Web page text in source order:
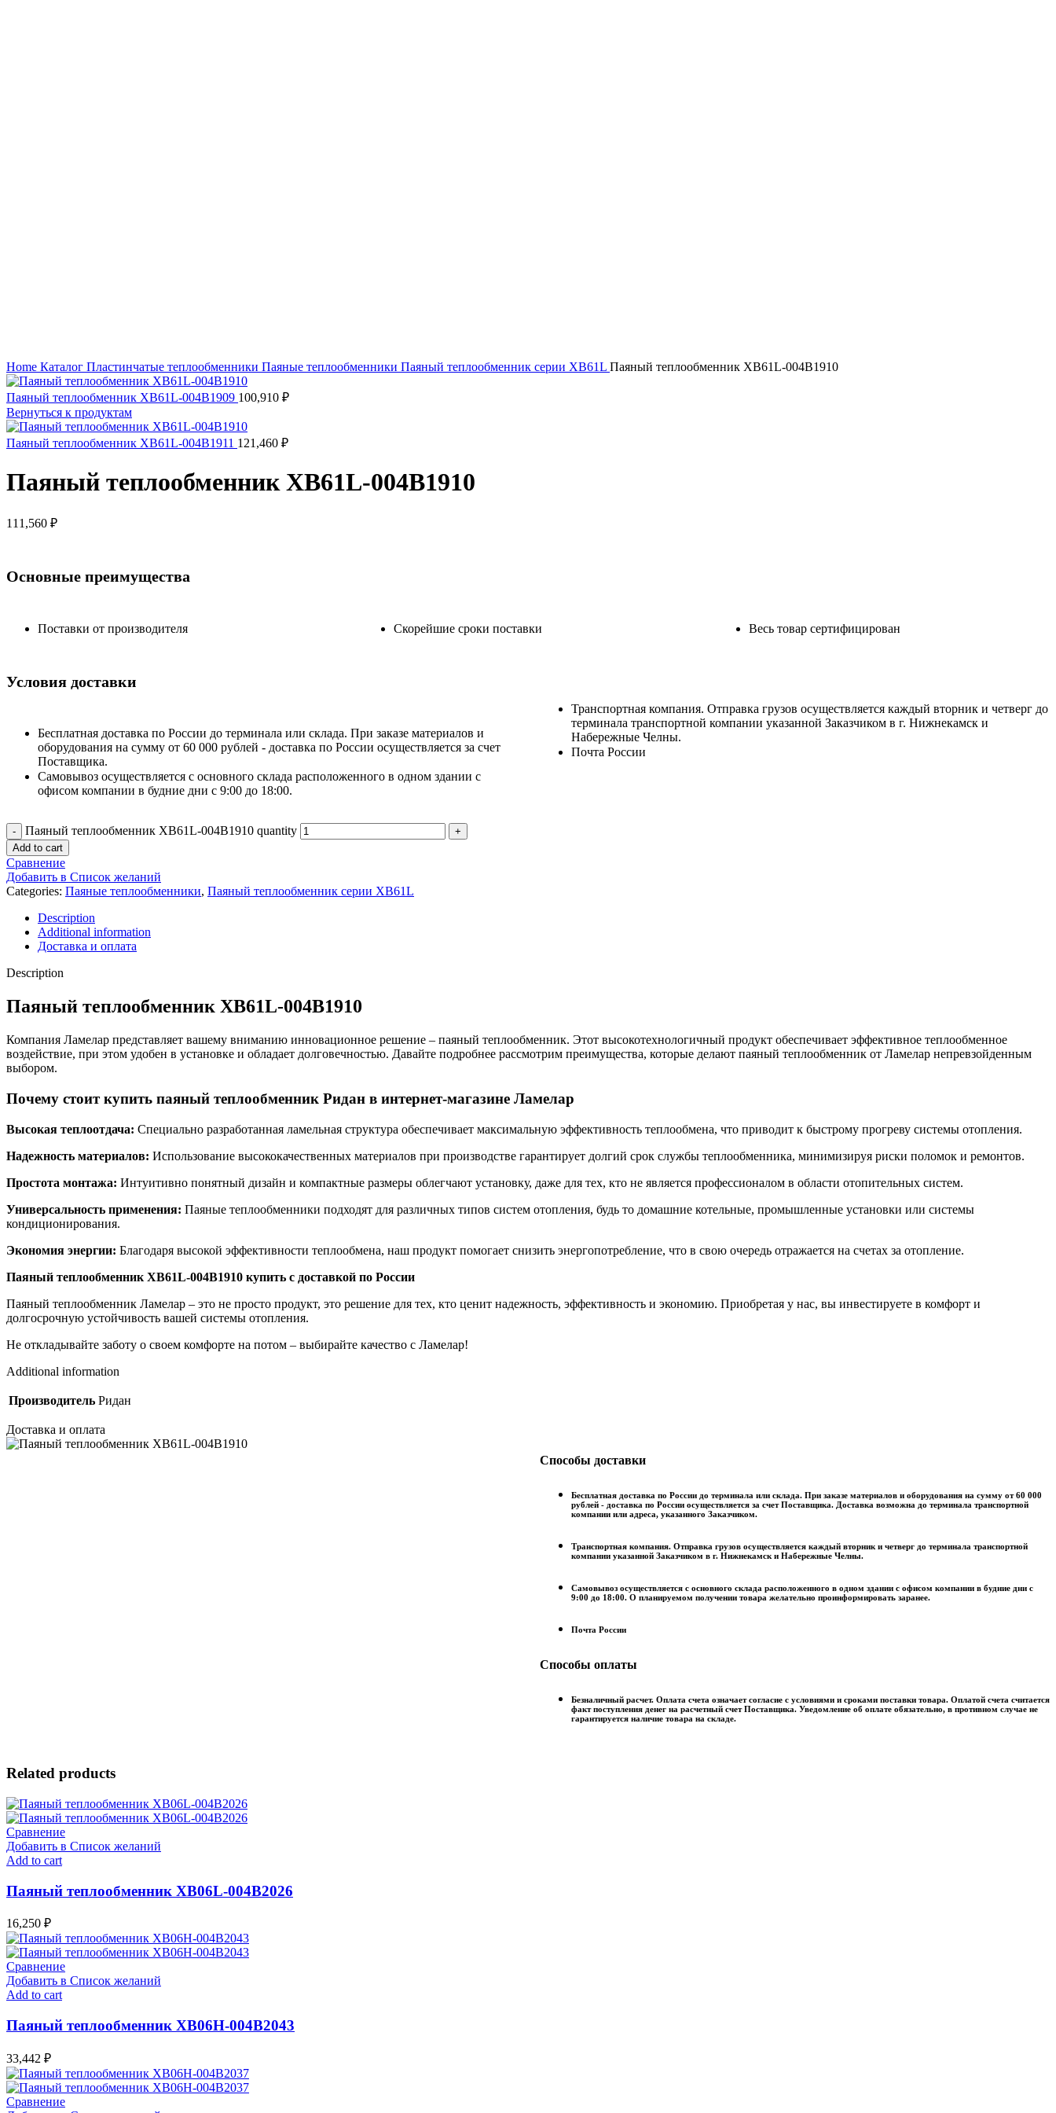
Home Каталог Пластинчатые теплообменники Паяные теплообменники Паяный теплообменник серии XB61L Паяный теплообменник XB61L-004B1910
Паяный теплообменник XB61L-004B1909 100,910 ₽
Вернуться к продуктам
Паяный теплообменник XB61L-004B1911 121,460 ₽
Паяный теплообменник XB61L-004B1910
111,560 ₽
Основные преимущества
Поставки от производителя Скорейшие сроки поставки Весь товар сертифицирован
Условия доставки
Бесплатная доставка по России до терминала или склада. При заказе материалов и
оборудования на сумму от 60 000 рублей - доставка по России осуществляется за счет
Поставщика.
Самовывоз осуществляется с основного склада расположенного в одном здании с
офисом компании в будние дни с 9:00 до 18:00.
Транспортная компания. Отправка грузов осуществляется каждый вторник и четверг до
терминала транспортной компании указанной Заказчиком в г. Нижнекамск и
Набережные Челны.
Почта России
Паяный теплообменник XB61L-004B1910 quantity
Add to cart
Сравнение
Добавить в Список желаний
Categories: Паяные теплообменники, Паяный теплообменник серии XB61L
Description
Additional information
Доставка и оплата
Description
Паяный теплообменник XB61L-004B1910
Компания Ламелар представляет вашему вниманию инновационное решение – паяный теплообменник. Этот высокотехнологичный продукт обеспечивает эффективное теплообменное
воздействие, при этом удобен в установке и обладает долговечностью. Давайте подробнее рассмотрим преимущества, которые делают паяный теплообменник от Ламелар непревзойденным
выбором.
Почему стоит купить паяный теплообменник Ридан в интернет-магазине Ламелар
Высокая теплоотдача: Специально разработанная ламельная структура обеспечивает максимальную эффективность теплообмена, что приводит к быстрому прогреву системы отопления.
Надежность материалов: Использование высококачественных материалов при производстве гарантирует долгий срок службы теплообменника, минимизируя риски поломок и ремонтов.
Простота монтажа: Интуитивно понятный дизайн и компактные размеры облегчают установку, даже для тех, кто не является профессионалом в области отопительных систем.
Универсальность применения: Паяные теплообменники подходят для различных типов систем отопления, будь то домашние котельные, промышленные установки или системы
кондиционирования.
Экономия энергии: Благодаря высокой эффективности теплообмена, наш продукт помогает снизить энергопотребление, что в свою очередь отражается на счетах за отопление.
Паяный теплообменник XB61L-004B1910 купить с доставкой по России
Паяный теплообменник Ламелар – это не просто продукт, это решение для тех, кто ценит надежность, эффективность и экономию. Приобретая у нас, вы инвестируете в комфорт и
долгосрочную устойчивость вашей системы отопления.
Не откладывайте заботу о своем комфорте на потом – выбирайте качество с Ламелар!
Additional information
Производитель Ридан
Доставка и оплата
Способы доставки
Бесплатная доставка по России до терминала или склада. При заказе материалов и оборудования на сумму от 60 000
рублей - доставка по России осуществляется за счет Поставщика. Доставка возможна до терминала транспортной
компании или адреса, указанного Заказчиком.
Транспортная компания. Отправка грузов осуществляется каждый вторник и четверг до терминала транспортной
компании указанной Заказчиком в г. Нижнекамск и Набережные Челны.
Самовывоз осуществляется с основного склада расположенного в одном здании с офисом компании в будние дни с
9:00 до 18:00. О планируемом получении товара желательно проинформировать заранее.
Почта России
Способы оплаты
Безналичный расчет. Оплата счета означает согласие с условиями и сроками поставки товара. Оплатой счета считается
факт поступления денег на расчетный счет Поставщика. Уведомление об оплате обязательно, в противном случае не
гарантируется наличие товара на складе.
Related products
Сравнение
Добавить в Список желаний
Add to cart
Паяный теплообменник XB06L-004В2026
16,250 ₽
Сравнение
Добавить в Список желаний
Add to cart
Паяный теплообменник XB06H-004В2043
33,442 ₽
Сравнение